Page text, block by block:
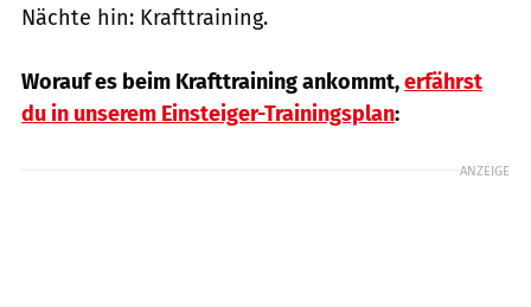
Nächte hin: Krafttraining.
Worauf es beim Krafttraining ankommt,erfährst
du in unserem Einsteiger-Trainingsplan:
ANZEIGE